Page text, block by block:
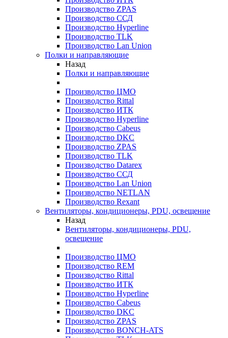
Производство ZPAS
Производство ССД
Производство Hyperline
Производство TLK
Производство Lan Union
Полки и направляющие
Назад
Полки и направляющие
Производство ЦМО
Производство Rittal
Производство ИТК
Производство Hyperline
Производство Cabeus
Производство DKC
Производство ZPAS
Производство TLK
Производство Datarex
Производство ССД
Производство Lan Union
Производство NETLAN
Производство Rexant
Вентиляторы, кондиционеры, PDU, освещение
Назад
Вентиляторы, кондиционеры, PDU,
освещение
Производство ЦМО
Производство REM
Производство Rittal
Производство ИТК
Производство Hyperline
Производство Cabeus
Производство DKC
Производство ZPAS
Производство BONCH-ATS